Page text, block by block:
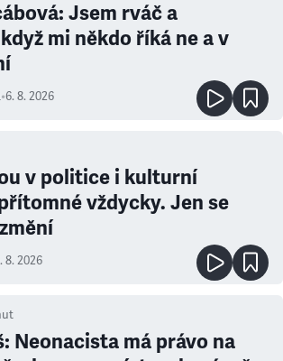
Jsem rváč a
mi někdo říká ne a v
•6. 8. 2026
v politice i kulturní
vždycky. Jen se
8. 2026
Neonacista má právo na